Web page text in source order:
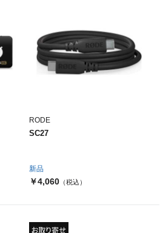
新品
RODE
SC27
￥4,060（税込）